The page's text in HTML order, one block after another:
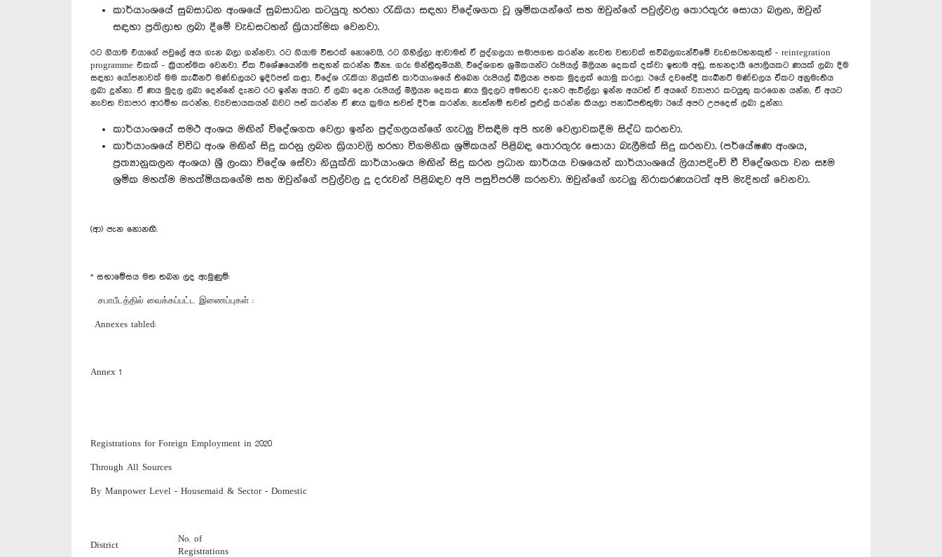
කාර්යාංශයේ සුබසාධන අංශයේ සුබසාධන කටයුතු හරහා රැකියා සඳහා විදේශගත වූ ශ්‍රමිකයන්ගේ සහ ඔවුන්ගේ පවුල්වල තොරතුරු සොයා බලන, ඔවුන්
සඳහා ප්‍රතිලාභ ලබා දීමේ වැඩසටහන් ක්‍රියාත්මක වෙනවා.
රට ගියාම එයාගේ පවුලේ අය ගැන බලා ගන්නවා. රට ගියාම විතරක් නොවෙයි, රට ගිහිල්ලා ආවාමත් ඒ පුද්ගලයා සමාජගත කරන්න නැවත වතාවක් සවිබලගැන්වීමේ වැඩසටහනකුත් - reintegration
programme එකක් - ක්‍රියාත්මක වෙනවා. ඒක විශේෂයෙන්ම සඳහන් කරන්න ඕනෑ. ගරු මන්ත්‍රීතුමියනි, වි‍දේශගත ශ්‍රමිකයන්ට රුපියල් මිලියන දෙකක් දක්වා ඉතාම අඩු, සහනදායී පොලියකට ණයක් ලබා දීම
සඳහා යෝජනාවක් මම කැබිනට් මණ්ඩලයට ඉදිරිපත් කළා, විදේශ රැකියා නියුක්ති කාර්යාංශයේ තිබෙන රුපියල් බිලියන පහක මුදලක් යොමු කරලා. ඊයේ දවසේදී කැබිනට් මණ්ඩලය ඒකට අනුමැතිය
ලබා දුන්නා. ඒ ණය මුදල ලබා දෙන්නේ දැනට රට ඉන්න අයට. ඒ ලබා දෙන රුපියල් මිලියන දෙකක ණය මුදලට අමතරව දැනට ඇවිල්ලා ඉන්න අයටත් ඒ අයගේ ව්‍යාපාර කටයුතු කරගෙන යන්න, ඒ අයට
නැවත ව්‍යාපාර ආරම්භ කරන්න, ව්‍යවසායකයන් බවට පත් කරන්න ඒ ණය ක්‍රමය තවත් දීර්ඝ කරන්න, නැත්නම් තවත් පුළුල් කරන්න කියලා ජනාධිපතිතුමා ඊයේ අපට උපදෙස් ලබා දුන්නා.
කාර්යාංශයේ සමථ අංශය මඟින් විදේශගත වෙලා ඉන්න පුද්ගලයන්ගේ ගැටලු විසඳීම අපි හැම වෙලාවකදීම සිද්ධ කරනවා.
කාර්යාංශ‍යේ විවිධ අංශ මඟින් සිදු කරනු ලබන ක්‍රියාවලි හරහා විගමනික ශ්‍රමිකයන් පිළිබඳ තොරතුරු සොයා බැලීමක් සිදු කරනවා. (පර්යේෂණ අංශය,
ප්‍රත්‍යානුකලන අංශය) ශ්‍රී ලංකා විදේශ සේවා නියුක්ති කාර්යාංශය මඟින් සිදු කරන ප්‍රධාන කාර්යය වශයෙන් කාර්යාංශයේ ලියාපදිංචි වී විදේශගත වන සෑම
ශ්‍රමික මහත්ම මහත්මියකගේම සහ ඔවුන්ගේ පවුල්වල දූ දරුවන් පිළිබඳව අපි පසුවිපරම් කරනවා. ඔවුන්ගේ ගැටලු නිරාකරණයටත් අපි මැදිහත් වෙනවා.
(ආ) පැන නොනඟී.
* සභාමේසය මත තබන ලද ඇමුණුම්:
சபாபீடத்தில் வைக்கப்பட்ட இணைப்புகள் :
Annexes tabled:
Annex 1
Registrations for Foreign Employment in 2020
Through All Sources
By Manpower Level - Housemaid & Sector - Domestic
District
No. of
Registrations